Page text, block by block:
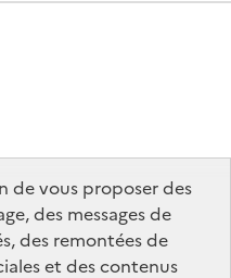
de vous proposer des
des messages de
des remontées de
et des contenus